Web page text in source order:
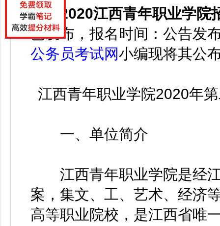
2020江西青年职业学
已发布，报名时间：公告发
公务员考试网小编现将其公
江西青年职业学院2020年
一、单位简介
江西青年职业学院是经江
案，集文、工、艺术、经济
高等职业院校，是江西省唯